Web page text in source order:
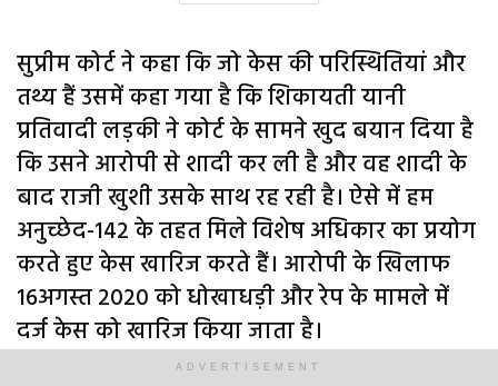
सुप्रीम कोर्ट ने कहा कि जो केस की परिस्थितियां और
तथ्य हैं उसमें कहा गया है कि शिकायती यानी
प्रतिवादी लड़की ने कोर्ट के सामने खुद बयान दिया है
कि उसने आरोपी से शादी कर ली है और वह शादी के
बाद राजी खुशी उसके साथ रह रही है। ऐसे में हम
अनुच्छेद-142 के तहत मिले विशेष अधिकार का प्रयोग
करते हुए केस खारिज करते हैं। आरोपी के खिलाफ
16अगस्त 2020 को धोखाधड़ी और रेप के मामले में
दर्ज केस को खारिज किया जाता है।
ADVERTISEMENT